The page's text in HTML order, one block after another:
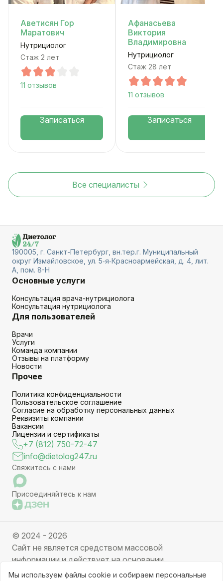
Аветисян Гор
Маратович
Нутрициолог
Стаж 2 лет
11 отзывов
Записаться
Афанасьева
Виктория
Владимировна
Нутрициолог
Стаж 28 лет
11 отзывов
Записаться
Все специалисты
190005, г. Санкт-Петербург, вн.тер.г. Муниципальный
округ Измайловское, ул. 5‑я‑Красноармейская, д. 4, лит.
А, пом. 8-Н
Основные услуги
Консультация врача-нутрициолога
Консультация нутрициолога
Для пользователей
Врачи
Услуги
Команда компании
Отзывы на платформу
Новости
Прочее
Политика конфиденциальности
Пользовательское соглашение
Согласие на обработку персональных данных
Реквизиты компании
Вакансии
Лицензии и сертификаты
+7 (812) 750-72-47
info@dietolog247.ru
Свяжитесь с нами
Присоединяйтесь к нам
© 2024 - 2026
Сайт не является средством массовой
информации и действует на основании
партнерских услуг. Отправляя заявку вы даете
Мы используем файлы cookie и собираем персональные